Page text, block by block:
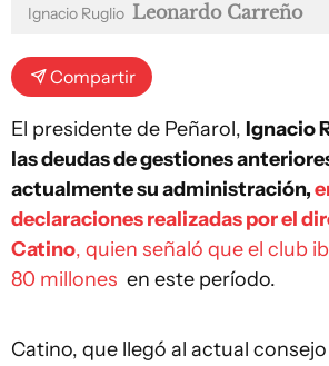
Ignacio Ruglio Leonardo Carreño
Compartir
El presidente de Peñarol, Ignacio
las deudas de gestiones
actualmente su administración,
declaraciones realizadas por el
Catino, quien señaló que el club
80 millones en este período.
Catino, que llegó al actual consejo